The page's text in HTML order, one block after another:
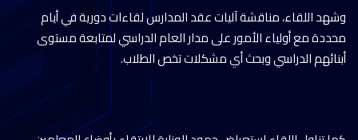
وشهد اللقاء، مناقشة آليات عقد المدارس لقاءات دورية في أيام
محددة مع أولياء الأمور على مدار العام الدراسي لمتابعة مستوى
أبنائهم الدراسي وبحث أي مشكلات تخص الطلاب.